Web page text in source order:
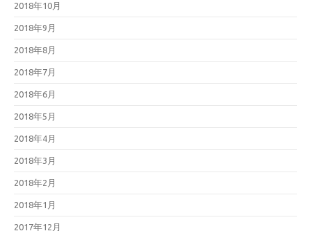
2018年10月
2018年9月
2018年8月
2018年7月
2018年6月
2018年5月
2018年4月
2018年3月
2018年2月
2018年1月
2017年12月